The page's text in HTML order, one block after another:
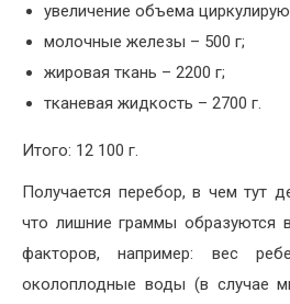
увеличение объема
молочные железы – 500 г;
жировая ткань – 2200 г;
тканевая жидкость – 2700 г.
Итого: 12 100 г.
Получается перебор, в чем тут
что лишние граммы образуются
факторов, например: вес
околоплодные воды (в случае